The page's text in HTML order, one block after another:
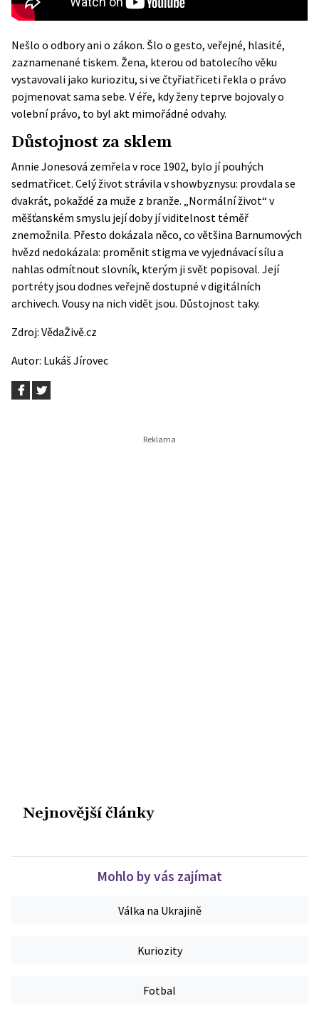
Nešlo o odbory ani o zákon. Šlo o gesto, veřejné, hlasité,
zaznamenané tiskem. Žena, kterou od batolecího věku
vystavovali jako kuriozitu, si ve čtyřiatřiceti řekla o právo
pojmenovat sama sebe. V éře, kdy ženy teprve bojovaly o
volební právo, to byl akt mimořádné odvahy.
Důstojnost za sklem
Annie Jonesová zemřela v roce 1902, bylo jí pouhých
sedmatřicet. Celý život strávila v showbyznysu: provdala se
dvakrát, pokaždé za muže z branže. „Normální život“ v
měšťanském smyslu její doby jí viditelnost téměř
znemožnila. Přesto dokázala něco, co většina Barnumových
hvězd nedokázala: proměnit stigma ve vyjednávací sílu a
nahlas odmítnout slovník, kterým ji svět popisoval. Její
portréty jsou dodnes veřejně dostupné v digitálních
archivech. Vousy na nich vidět jsou. Důstojnost taky.
Zdroj: VědaŽivě.cz
Autor: Lukáš Jírovec
Nejnovější články
Mohlo by vás zajímat
Válka na Ukrajině
Kuriozity
Fotbal